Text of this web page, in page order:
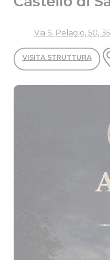
Via S. Pelagio, 50,
VISITA STRUTTURA